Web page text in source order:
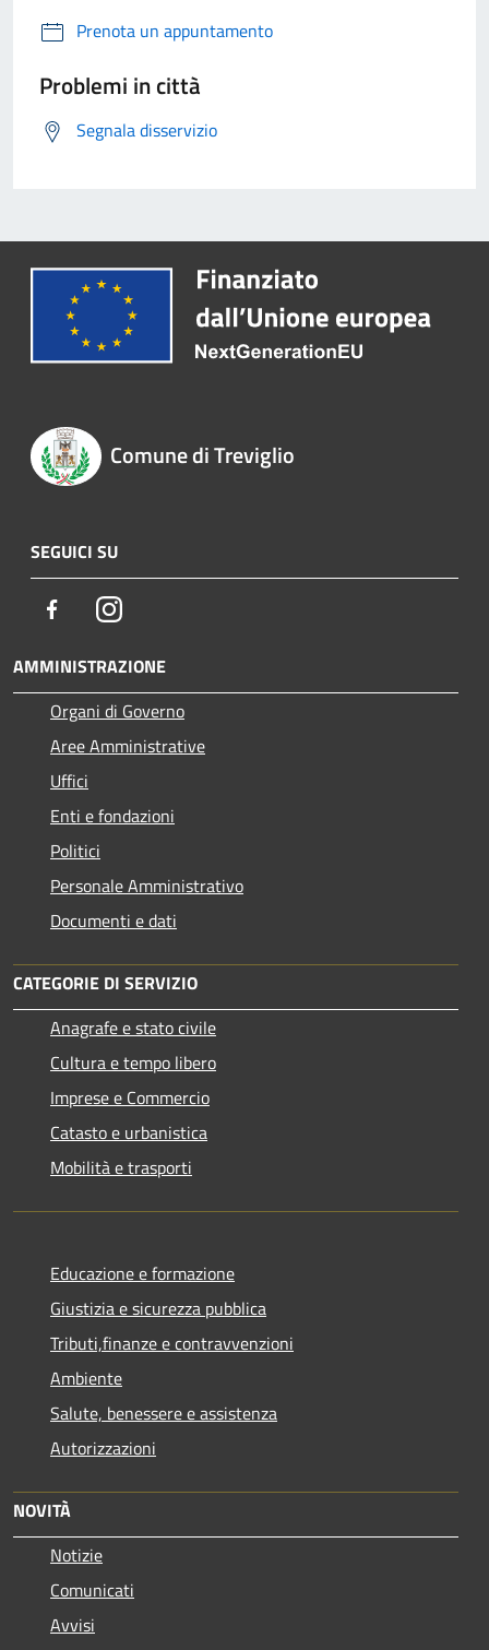
Prenota un appuntamento
Problemi in città
Segnala disservizio
Comune di Treviglio
SEGUICI SU
FacebookInstagram
AMMINISTRAZIONE
Organi di Governo
Aree Amministrative
Uffici
Enti e fondazioni
Politici
Personale Amministrativo
Documenti e dati
CATEGORIE DI SERVIZIO
Anagrafe e stato civile
Cultura e tempo libero
Imprese e Commercio
Catasto e urbanistica
Mobilità e trasporti
Educazione e formazione
Giustizia e sicurezza pubblica
Tributi,finanze e contravvenzioni
Ambiente
Salute, benessere e assistenza
Autorizzazioni
NOVITÀ
Notizie
Comunicati
Avvisi